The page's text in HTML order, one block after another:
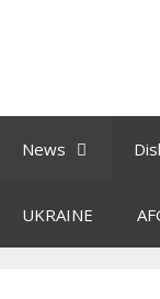
News
UKRAINE